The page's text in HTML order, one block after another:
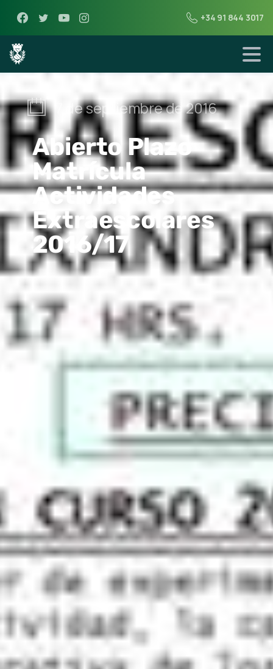
+34 91 844 3017
7 de septiembre de 2016
Abierto Plazo
Matrícula
Actividades
Extraescolares
2016/17